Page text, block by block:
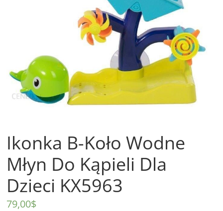
Ikonka B-Koło Wodne
Młyn Do Kąpieli Dla
Dzieci KX5963
79,00$